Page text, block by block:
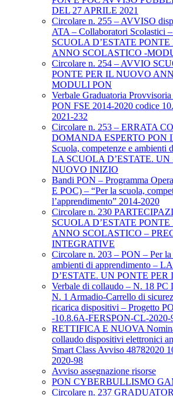
DEL 27 APRILE 2021
Circolare n. 255 – AVVISO
ATA – Collaboratori Scolastici
SCUOLA D’ESTATE
ANNO SCOLASTICO -
Circolare n. 254 – AVVIO
PONTE PER IL NUOVO
MODULI PON
Verbale Graduatoria
PON FSE 2014-2020 codice
2021-232
Circolare n. 253 – ERRATA
DOMANDA ESPERTO PON
Scuola, competenze e ambienti
LA SCUOLA D’ESTATE. UN
NUOVO INIZIO
Bandi PON – Programma
E POC) – “Per la scuola,
l’apprendimento” 2014-2020
Circolare n. 230
SCUOLA D’ESTATE
ANNO SCOLASTICO –
INTEGRATIVE
Circolare n. 203 – PON – Per la
ambienti di apprendimento –
D’ESTATE. UN PONTE
Verbale di collaudo – N. 18 PC
N. 1 Armadio-Carrello di
ricarica dispositivi – Progetto
-10.8.6A-FERSPON-CL-2020-
RETTIFICA E NUOVA
collaudo dispositivi elettronici
Smart Class Avviso 48782020
2020-98
Avviso assegnazione risorse
PON CYBERBULLISMO
Circolare n. 237